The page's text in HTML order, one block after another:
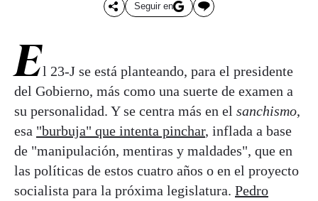
Seguir en
El 23-J se está planteando, para el presidente
del Gobierno, más como una suerte de examen a
su personalidad. Y se centra más en el sanchismo,
esa "burbuja" que intenta pinchar, inflada a base
de "manipulación, mentiras y maldades", que en
las políticas de estos cuatro años o en el proyecto
socialista para la próxima legislatura. Pedro